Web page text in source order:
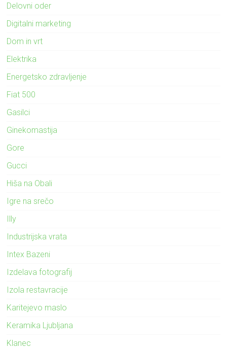
Delovni oder
Digitalni marketing
Dom in vrt
Elektrika
Energetsko zdravljenje
Fiat 500
Gasilci
Ginekomastija
Gore
Gucci
Hiša na Obali
Igre na srečo
Illy
Industrijska vrata
Intex Bazeni
Izdelava fotografij
Izola restavracije
Karitejevo maslo
Keramika Ljubljana
Klanec